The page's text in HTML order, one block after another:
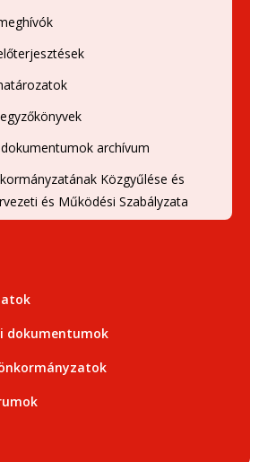
archívum
Közgyűlése és
és Működési Szabályzata
dokumentumok